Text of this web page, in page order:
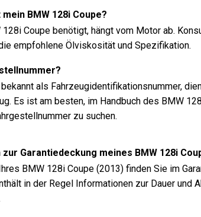
BMW 128i Coupe?
Coupe benötigt, hängt vom Motor ab.
empfohlene Ölviskosität und Spezifikation.
als Fahrzeugidentifikationsnummer,
Es ist am besten, im Handbuch des BMW
zu suchen.
Garantiedeckung meines BMW 128i
BMW 128i Coupe (2013) finden Sie im
in der Regel Informationen zur Dauer und